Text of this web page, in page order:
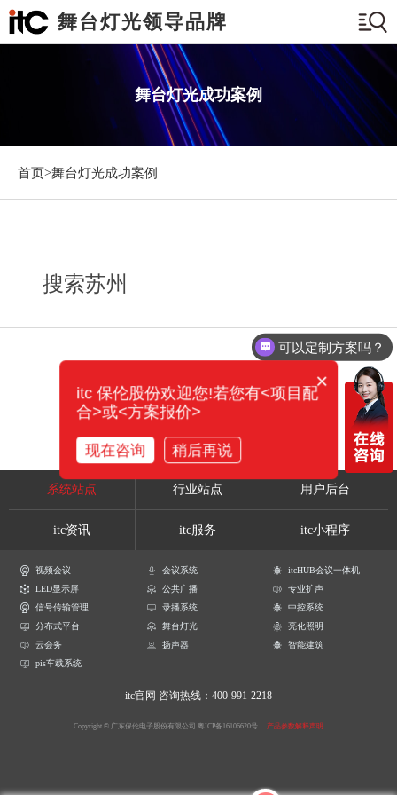
舞台灯光领导品牌
舞台灯光成功案例
首页>舞台灯光成功案例
搜索苏州
系统站点 行业站点 用户后台
itc资讯 itc服务 itc小程序
视频会议 会议系统
itcHUB会议一体机
LED显示屏
公共广播
专业扩声
信号传输管理
录播系统
中控系统
分布式平台
舞台灯光
亮化照明
云会务
扬声器
智能建筑
pis车载系统
itc官网 咨询热线：400-991-2218
Copyright © 广东保伦电子股份有限公司 粤ICP备16106620号 产品参数解释声明
可以定制方案吗？
×
itc 保伦股份欢迎您!若您有<项目配
合>或<方案报价>
现在咨询 稍后再说